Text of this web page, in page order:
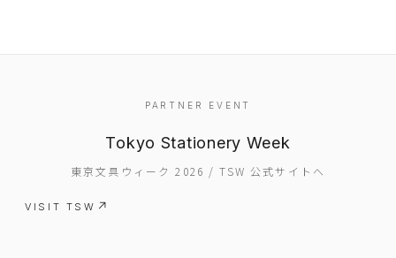
EVENT
PRESS
BOOSTER
PARTNER EVENT
Tokyo Stationery Week
東京文具ウィーク 2026 / TSW 公式サイトへ
VISIT TSW